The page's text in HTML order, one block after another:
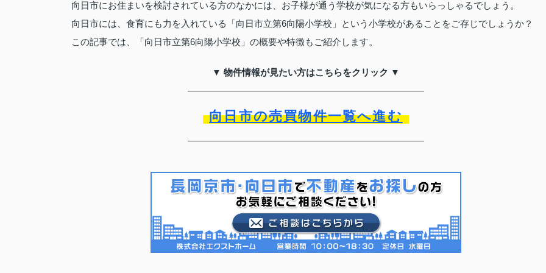
向日市にお住まいを検討されている方のなかには、お子様が通う学校が気になる方もいらっしゃるでしょう。
向日市には、食育にも力を入れている「向日市立第6向陽小学校」という小学校があることをご存じでしょうか？
この記事では、「向日市立第6向陽小学校」の概要や特徴もご紹介します。
▼ 物件情報が見たい方はこちらをクリック ▼
向日市の売買物件一覧へ進む